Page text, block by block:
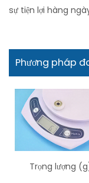
sự tiện lợi hàng
Phương pháp
Trọng lượng